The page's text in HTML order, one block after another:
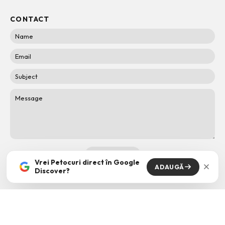
CONTACT
Vrei Petocuri direct în Google
Discover?
ADAUGĂ